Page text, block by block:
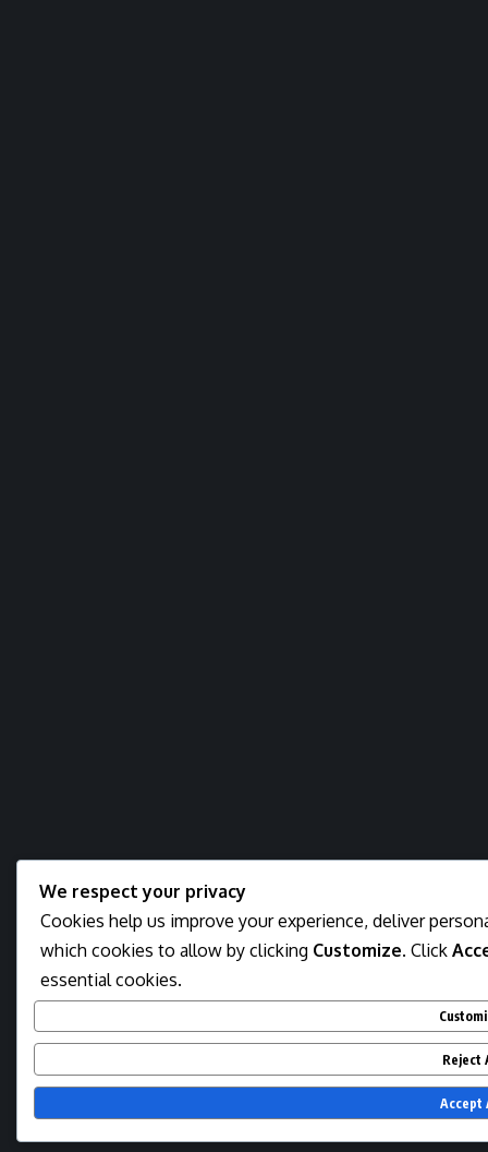
We respect your privacy
Cookies help us improve your experience, deliver
which cookies to allow by clicking Customize. Click
essential cookies.
Reject
Accept